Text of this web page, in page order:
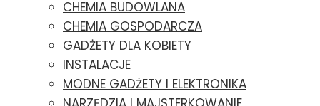
CHEMIA BUDOWLANA
CHEMIA GOSPODARCZA
GADŻETY DLA KOBIETY
INSTALACJE
MODNE GADŻETY I ELEKTRONIKA